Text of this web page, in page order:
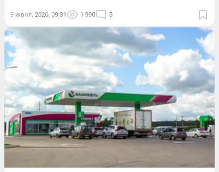
9 июня, 2026, 09:31 1 990 5